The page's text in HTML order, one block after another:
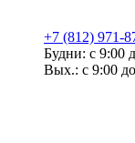
+7 (812) 971-
Будни: с 9:00
Вых.: с 9:00